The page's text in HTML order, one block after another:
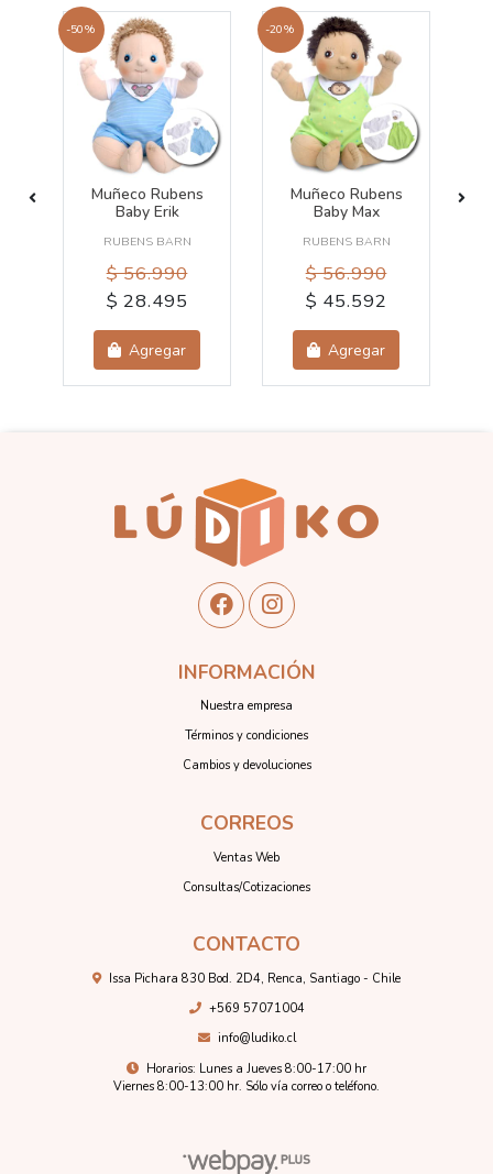
-50%
Muñeco Rubens
Baby Erik
RUBENS BARN
$ 56.990
$ 28.495
Agregar
-20%
Muñeco Rubens
Baby Max
RUBENS BARN
$ 56.990
$ 45.592
Agregar
INFORMACIÓN
Nuestra empresa
Términos y condiciones
Cambios y devoluciones
CORREOS
Ventas Web
Consultas/Cotizaciones
CONTACTO
Issa Pichara 830 Bod. 2D4, Renca, Santiago - Chile
+569 57071004
info@ludiko.cl
Horarios: Lunes a Jueves 8:00-17:00 hr
Viernes 8:00-13:00 hr. Sólo vía correo o teléfono.